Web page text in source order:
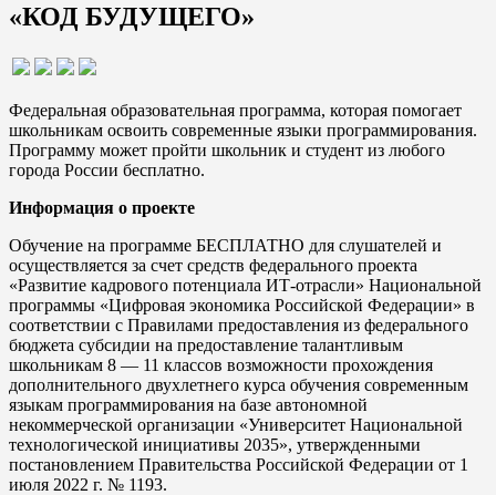
«КОД БУДУЩЕГО»
Федеральная образовательная программа, которая помогает
школьникам освоить современные языки программирования.
Программу может пройти школьник и студент из любого
города России бесплатно.
Информация о проекте
Обучение на программе БЕСПЛАТНО для слушателей и
осуществляется за счет средств федерального проекта
«Развитие кадрового потенциала ИТ-отрасли» Национальной
программы «Цифровая экономика Российской Федерации» в
соответствии с Правилами предоставления из федерального
бюджета субсидии на предоставление талантливым
школьникам 8 — 11 классов возможности прохождения
дополнительного двухлетнего курса обучения современным
языкам программирования на базе автономной
некоммерческой организации «Университет Национальной
технологической инициативы 2035», утвержденными
постановлением Правительства Российской Федерации от 1
июля 2022 г. № 1193.